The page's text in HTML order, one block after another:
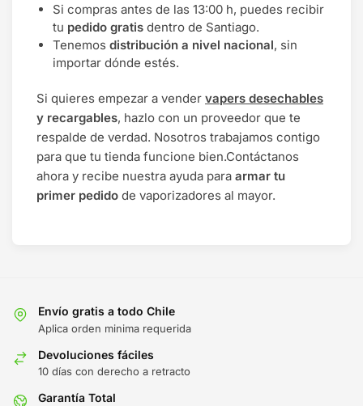
Si compras antes de las 13:00 h, puedes recibir
tu pedido gratis dentro de Santiago.
Tenemos distribución a nivel nacional, sin
importar dónde estés.
Si quieres empezar a vender vapers desechables
y recargables, hazlo con un proveedor que te
respalde de verdad. Nosotros trabajamos contigo
para que tu tienda funcione bien.Contáctanos
ahora y recibe nuestra ayuda para armar tu
primer pedido de vaporizadores al mayor.
Envío gratis a todo Chile
Aplica orden minima requerida
Devoluciones fáciles
10 días con derecho a retracto
Garantía Total